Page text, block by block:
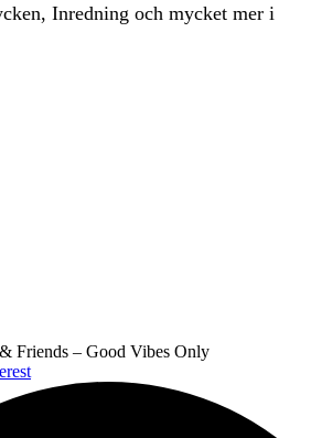
Inredning och mycket mer i
Friends – Good Vibes Only